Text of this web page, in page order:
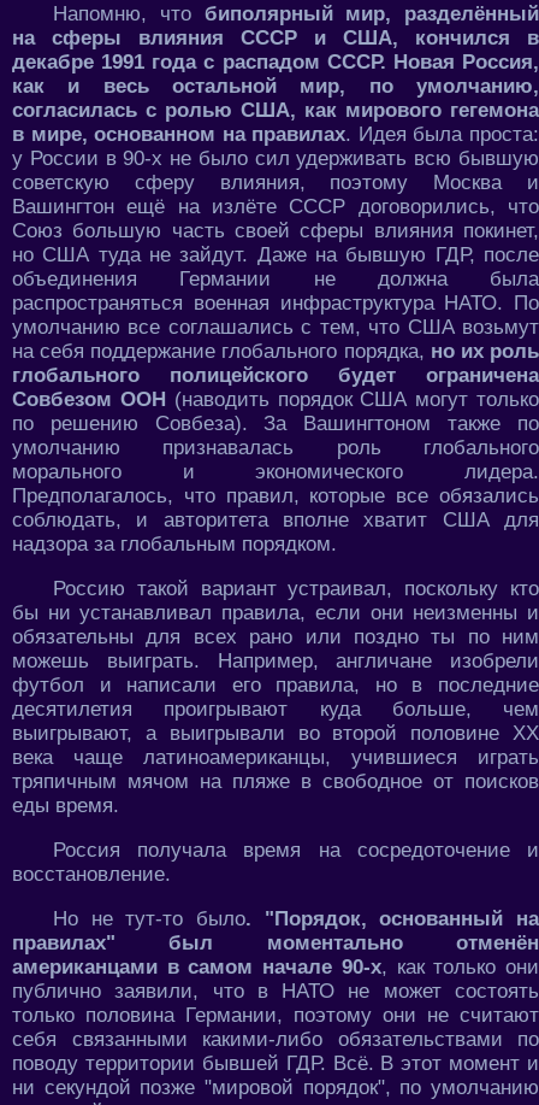
Напомню, что биполярный мир, разделённый
на сферы влияния СССР и США, кончился в
декабре 1991 года с распадом СССР. Новая Россия,
как и весь остальной мир, по умолчанию,
согласилась с ролью США, как мирового гегемона
в мире, основанном на правилах. Идея была проста:
у России в 90-х не было сил удерживать всю бывшую
советскую сферу влияния, поэтому Москва и
Вашингтон ещё на излёте СССР договорились, что
Союз большую часть своей сферы влияния покинет,
но США туда не зайдут. Даже на бывшую ГДР, после
объединения Германии не должна была
распространяться военная инфраструктура НАТО. По
умолчанию все соглашались с тем, что США возьмут
на себя поддержание глобального порядка, но их роль
глобального полицейского будет ограничена
Совбезом ООН (наводить порядок США могут только
по решению Совбеза). За Вашингтоном также по
умолчанию признавалась роль глобального
морального и экономического лидера.
Предполагалось, что правил, которые все обязались
соблюдать, и авторитета вполне хватит США для
надзора за глобальным порядком.
Россию такой вариант устраивал, поскольку кто
бы ни устанавливал правила, если они неизменны и
обязательны для всех рано или поздно ты по ним
можешь выиграть. Например, англичане изобрели
футбол и написали его правила, но в последние
десятилетия проигрывают куда больше, чем
выигрывают, а выигрывали во второй половине ХХ
века чаще латиноамериканцы, учившиеся играть
тряпичным мячом на пляже в свободное от поисков
еды время.
Россия получала время на сосредоточение и
восстановление.
Но не тут-то было. "Порядок, основанный на
правилах" был моментально отменён
американцами в самом начале 90-х, как только они
публично заявили, что в НАТО не может состоять
только половина Германии, поэтому они не считают
себя связанными какими-либо обязательствами по
поводу территории бывшей ГДР. Всё. В этот момент и
ни секундой позже "мировой порядок", по умолчанию